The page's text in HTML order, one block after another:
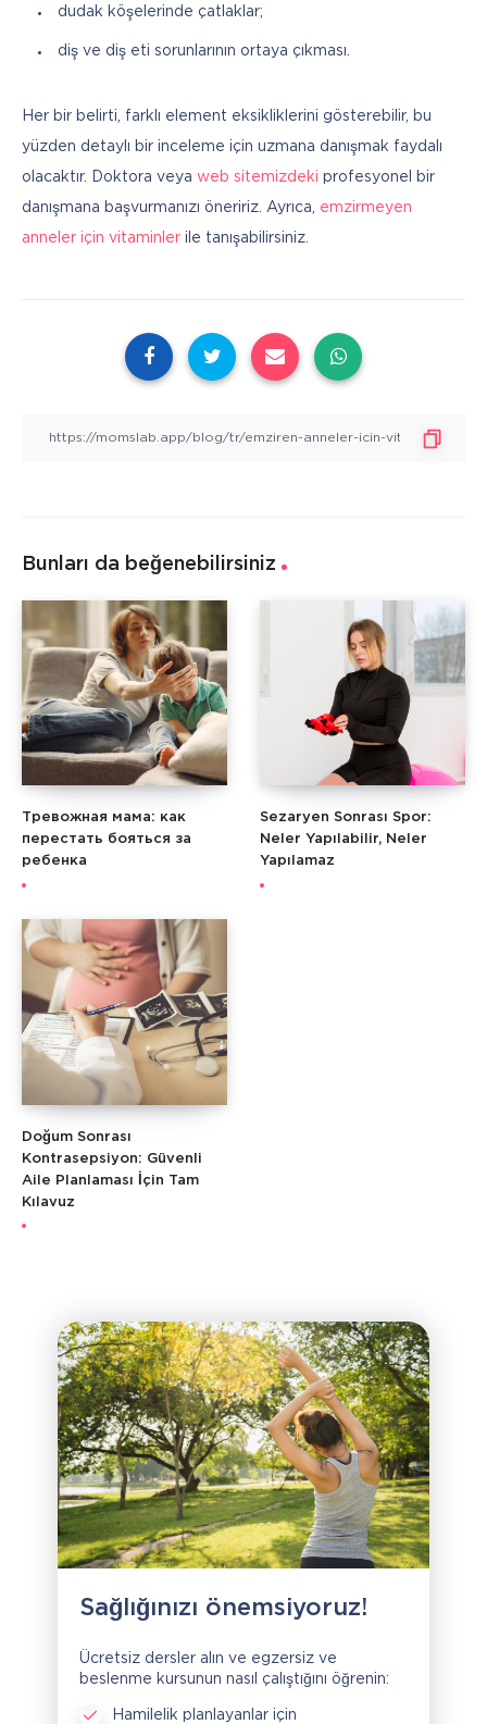
dudak köşelerinde çatlaklar;
diş ve diş eti sorunlarının ortaya çıkması.
Her bir belirti, farklı element eksikliklerini gösterebilir, bu
yüzden detaylı bir inceleme için uzmana danışmak faydalı
olacaktır. Doktora veya web sitemizdeki profesyonel bir
danışmana başvurmanızı öneririz. Ayrıca, emzirmeyen
anneler için vitaminler ile tanışabilirsiniz.
Bunları da beğenebilirsiniz
Тревожная мама: как
перестать бояться за
ребенка
Sezaryen Sonrası Spor:
Neler Yapılabilir, Neler
Yapılamaz
Doğum Sonrası
Kontrasepsiyon: Güvenli
Aile Planlaması İçin Tam
Kılavuz
Sağlığınızı önemsiyoruz!
Ücretsiz dersler alın ve egzersiz ve
beslenme kursunun nasıl çalıştığını öğrenin:
Hamilelik planlayanlar için